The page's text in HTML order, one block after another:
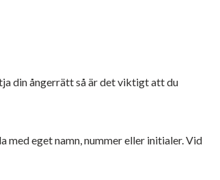
din ångerrätt så är det viktigt att du
eget namn, nummer eller initialer. Vid